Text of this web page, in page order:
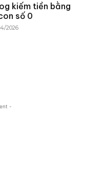
kiếm tiền bằng
số 0
2026
-